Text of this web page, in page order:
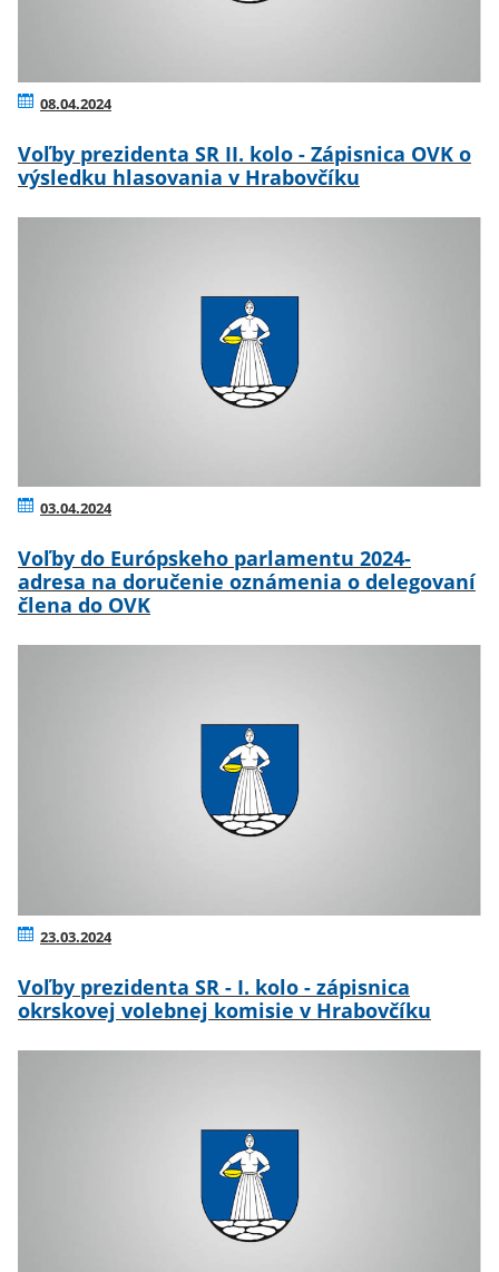
08.04.2024
Voľby prezidenta SR II. kolo - Zápisnica OVK o
výsledku hlasovania v Hrabovčíku
03.04.2024
Voľby do Európskeho parlamentu 2024-
adresa na doručenie oznámenia o delegovaní
člena do OVK
23.03.2024
Voľby prezidenta SR - I. kolo - zápisnica
okrskovej volebnej komisie v Hrabovčíku